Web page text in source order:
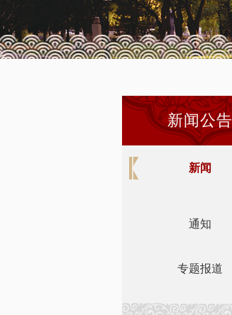
新闻公告
新闻
通知
专题报道